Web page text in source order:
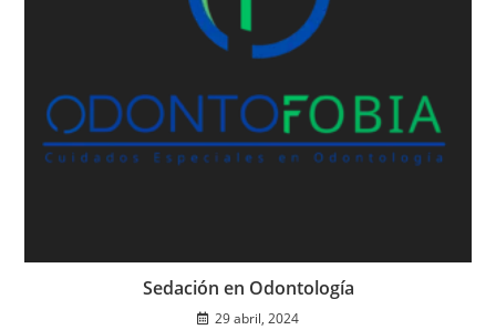
Sedación en Odontología
29 abril, 2024